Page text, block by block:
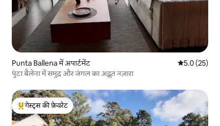
Punta Ballena में अपार्टमेंट औसत रेटिंग 5
5.0 (25)
पुंटा बैलेना में समुद्र और जंगल का अद्भुत नज़ारा
गेस्ट्स का टॉप फ़ेवरेट
गेस्ट्स की फ़ेवरेट